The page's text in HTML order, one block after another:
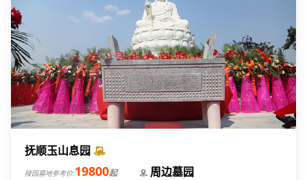
抚顺玉山息园
陵园墓地参考价:19800起 周边墓园